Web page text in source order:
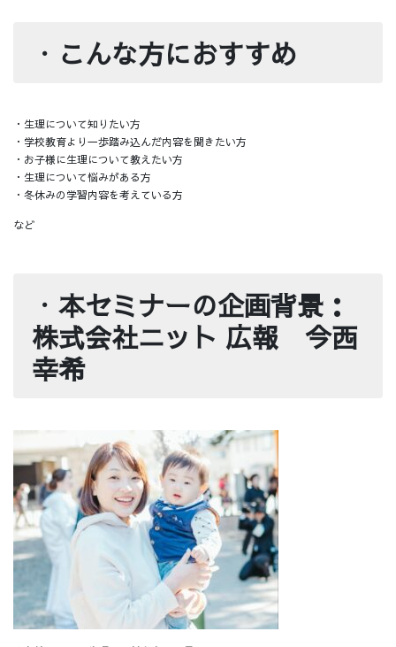
・ こんな方におすすめ
・生理について知りたい方
・学校教育より一歩踏み込んだ内容を聞きたい方
・お子様に生理について教えたい方
・生理について悩みがある方
・冬休みの学習内容を考えている方
など
・ 本セミナーの企画背景：
株式会社ニット 広報 今西
幸希